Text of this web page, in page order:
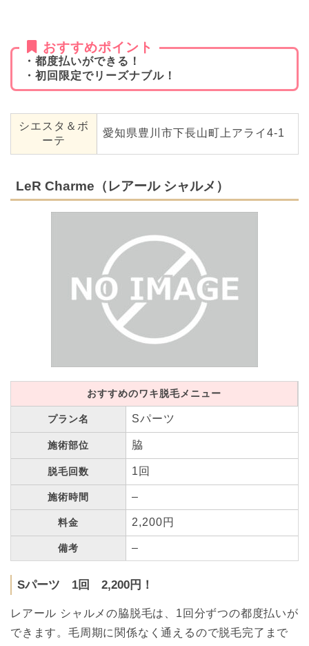
おすすめポイント
・都度払いができる！
・初回限定でリーズナブル！
シエスタ＆ボ
ーテ
愛知県豊川市下長山町上アライ4-1
LeR Charme（レアール シャルメ）
おすすめのワキ脱毛メニュー
プラン名 Sパーツ
施術部位 脇
脱毛回数 1回
施術時間 –
料金 2,200円
備考 –
Sパーツ 1回 2,200円！
レアール シャルメの脇脱毛は、1回分ずつの都度払いが
できます。毛周期に関係なく通えるので脱毛完了まで